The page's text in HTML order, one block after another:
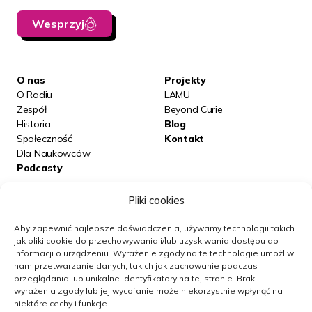
Pliki cookies
Aby zapewnić najlepsze doświadczenia, używamy technologii takich
jak pliki cookie do przechowywania i/lub uzyskiwania dostępu do
informacji o urządzeniu. Wyrażenie zgody na te technologie umożliwi
nam przetwarzanie danych, takich jak zachowanie podczas
przeglądania lub unikalne identyfikatory na tej stronie. Brak
wyrażenia zgody lub jej wycofanie może niekorzystnie wpłynąć na
niektóre cechy i funkcje.
Co to jest wtedy społecznie za kontynent?
M.G.:To jest bardzo prawidłowe wyrażenie
bo ta sytuacja wojenna się tak nie urywa z dnia
na dzień. To znaczy, że przestaje się strzelać
na froncie zachodnim, zaraz zaczynają się kolejne
wojny, zwłaszcza tutaj na wschodzie, i one się jeszcze
będą toczyć przez dłuższy czas. Ale dla gospodarek,
dla życia codziennego ludzi, dla aprowizacji to nie jest
że przechodzimy z trybu wojennego na pokojowy
która była, zostaje, i wiele rzeczy ciągnie się jeszcze
latami. Wiadomo, mają różny timing – powstaje coś
nowego, ale to powstaje bardzo powoli i w różnych
sferach życia w bardzo różnym tempie.
Wesprzyj
O nas
O Radiu
Zespół
Historia
Społeczność
Dla Naukowców
Podcasty
Projekty
LAMU
Beyond Curie
Blog
Kontakt
Obserwuj nas